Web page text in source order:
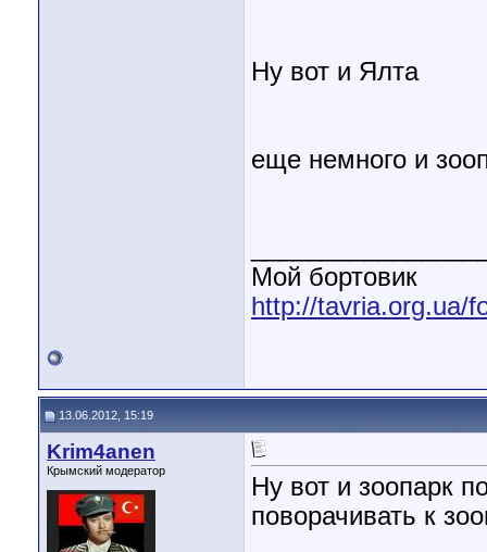
Ну вот и Ялта
еще немного и
Мой бортовик
http://tavria.org.ua/
13.06.2012, 15:19
Krim4anen
Крымский модератор
Ну вот и зоопарк
поворачивать к